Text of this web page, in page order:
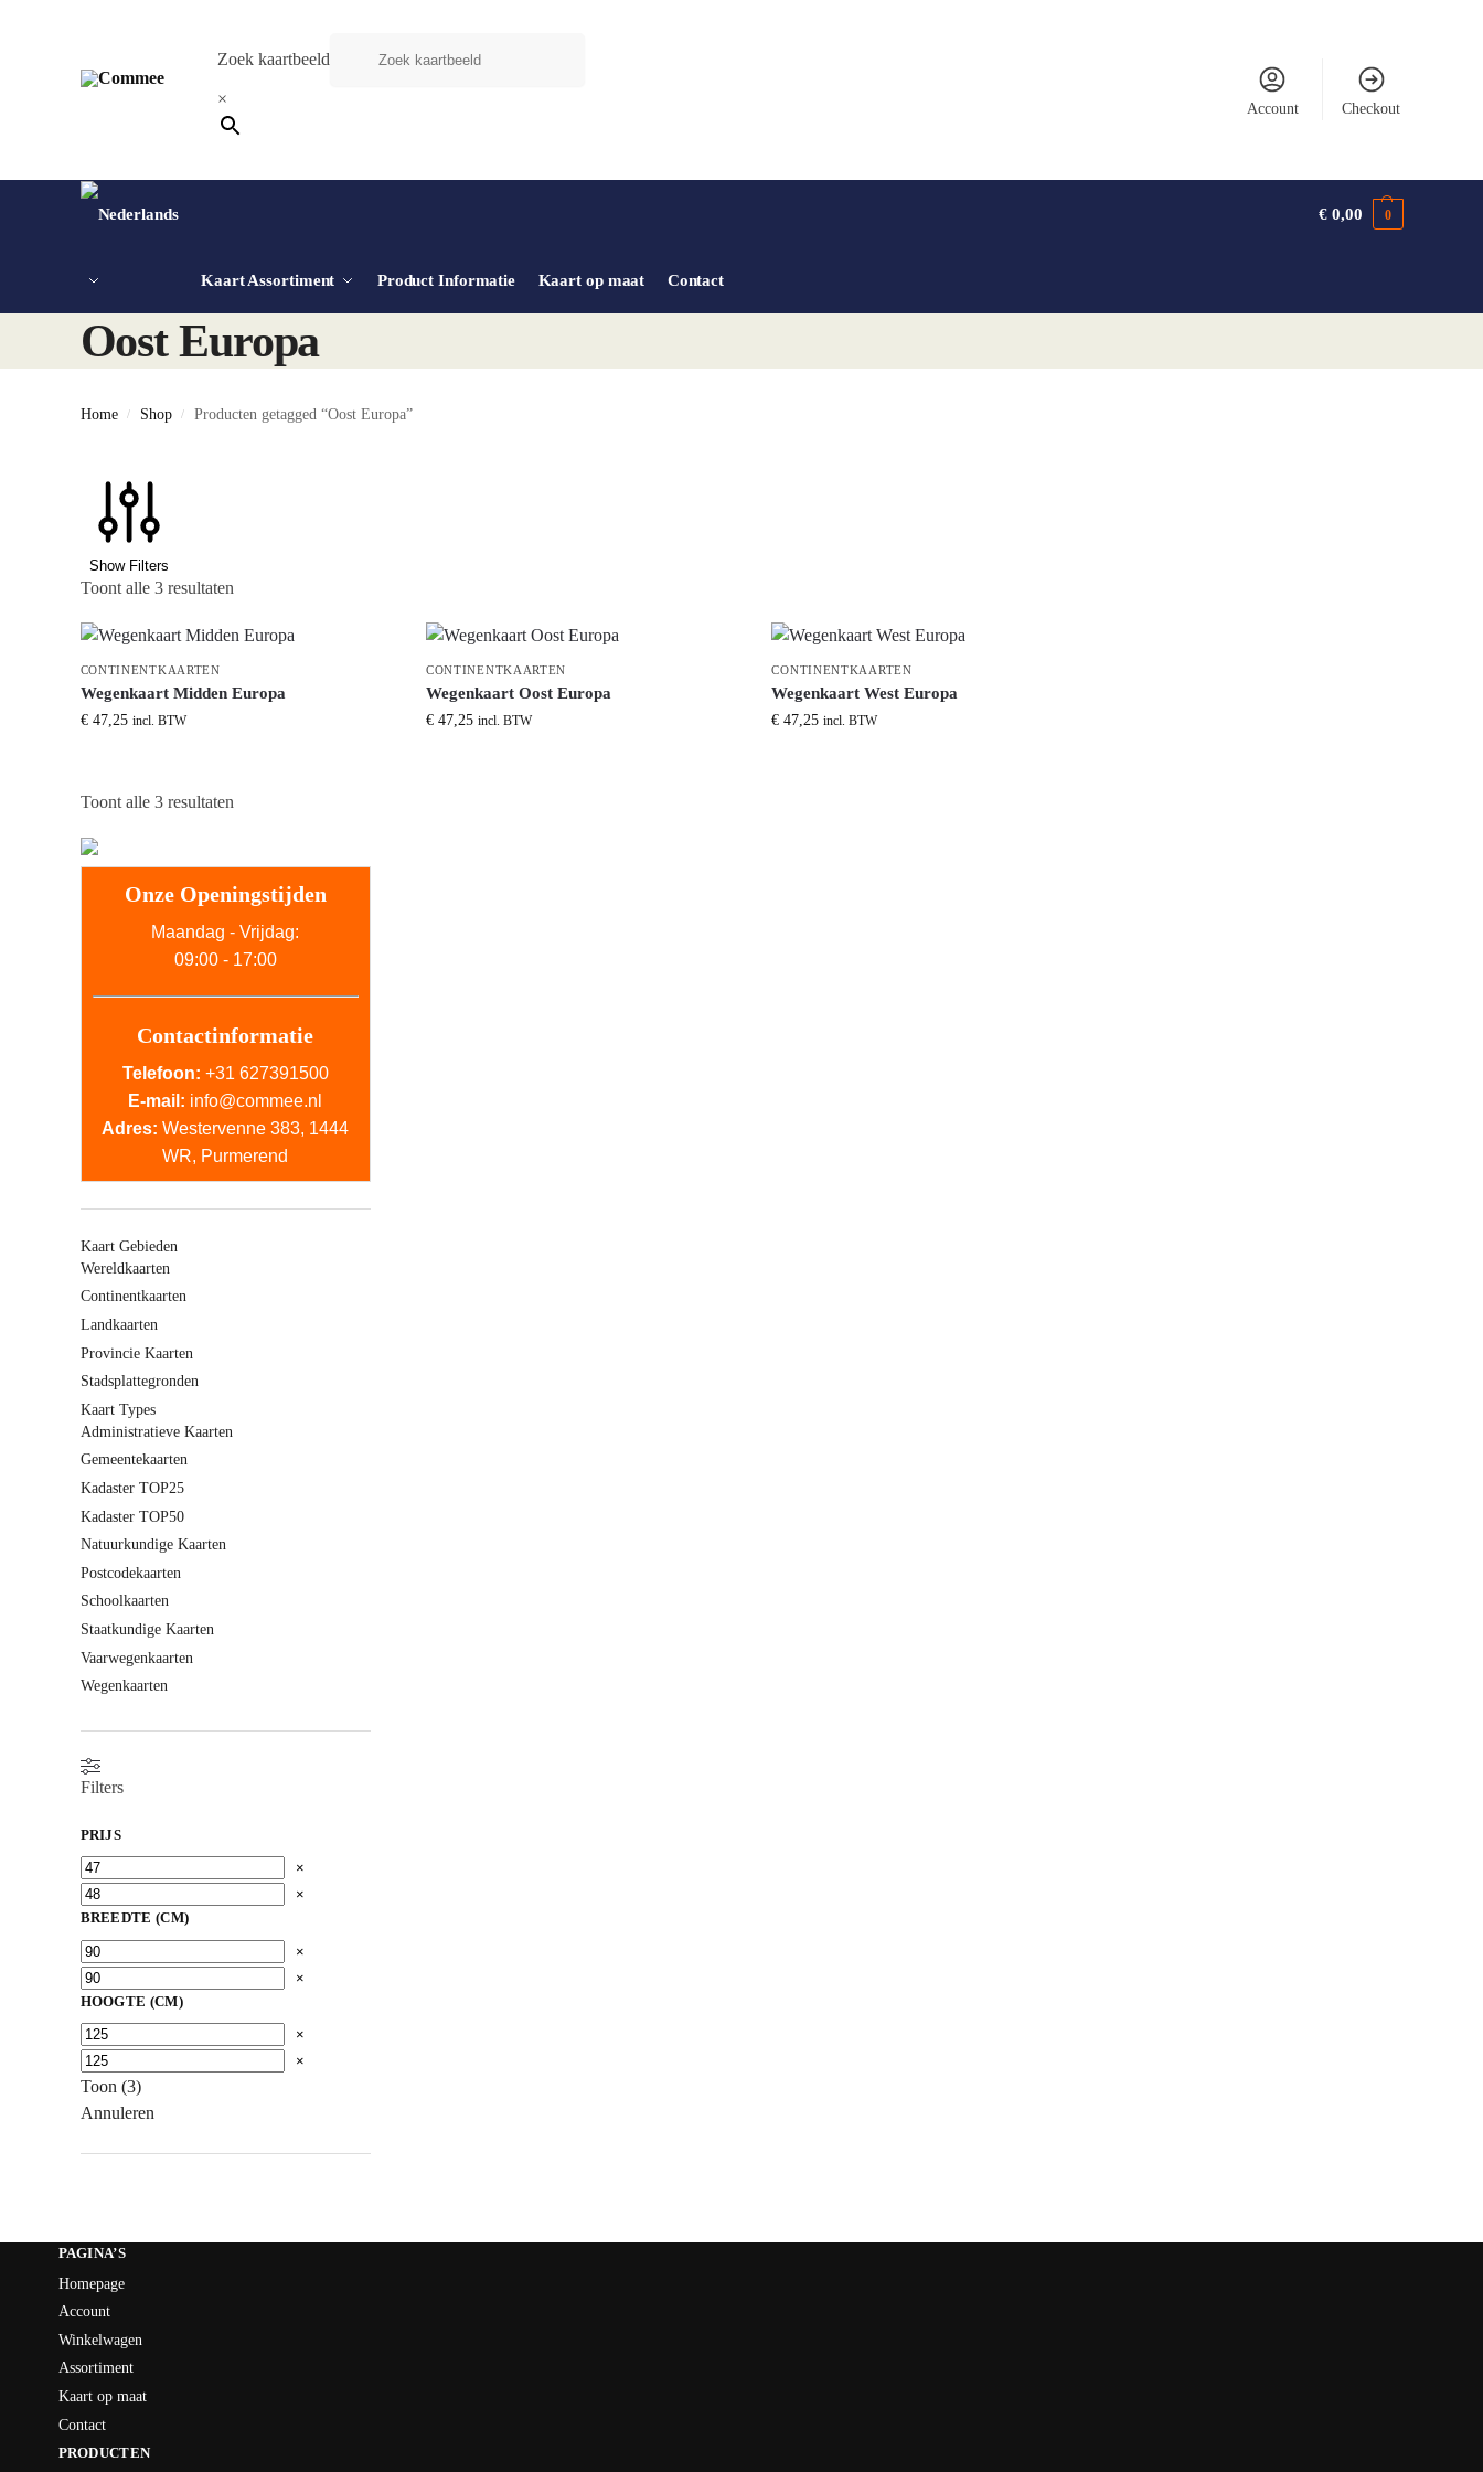
Zoek kaartbeeld
×
Account Checkout
Kaart Assortiment Product Informatie Kaart op maat Contact
€ 0,00 0
Oost Europa
Home / Shop / Producten getagged “Oost Europa”
Show Filters
Toont alle 3 resultaten
CONTINENTKAARTEN
Wegenkaart Midden Europa
€47,25 incl. BTW
CONTINENTKAARTEN
Wegenkaart Oost Europa
€47,25 incl. BTW
CONTINENTKAARTEN
Wegenkaart West Europa
€ 47,25 incl. BTW
Toont alle 3 resultaten
Onze Openingstijden
Maandag - Vrijdag:
09:00 - 17:00
Contactinformatie
Telefoon: +31 627391500
E-mail: info@commee.nl
Adres: Westervenne 383, 1444
WR, Purmerend
Kaart Gebieden
Wereldkaarten
Continentkaarten
Landkaarten
Provincie Kaarten
Stadsplattegronden
Kaart Types
Administratieve Kaarten
Gemeentekaarten
Kadaster TOP25
Kadaster TOP50
Natuurkundige Kaarten
Postcodekaarten
Schoolkaarten
Staatkundige Kaarten
Vaarwegenkaarten
Wegenkaarten
Filters
PRIJS
×
×
BREEDTE (CM)
×
×
HOOGTE (CM)
×
×
Toon (3)
Annuleren
PAGINA’S
Homepage
Account
Winkelwagen
Assortiment
Kaart op maat
Contact
PRODUCTEN